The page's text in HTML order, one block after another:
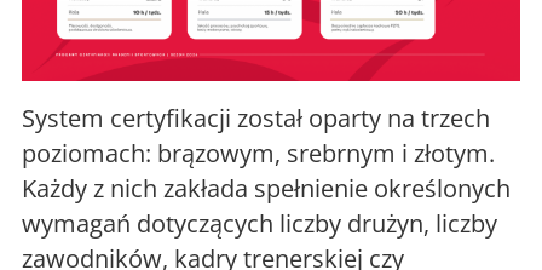
System certyfikacji został oparty na trzech
poziomach: brązowym, srebrnym i złotym.
Każdy z nich zakłada spełnienie określonych
wymagań dotyczących liczby drużyn, liczby
zawodników, kadry trenerskiej czy